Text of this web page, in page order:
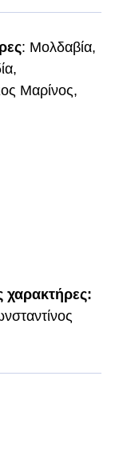
: Μολδαβία,
Μαρίνος,
χαρακτήρες: